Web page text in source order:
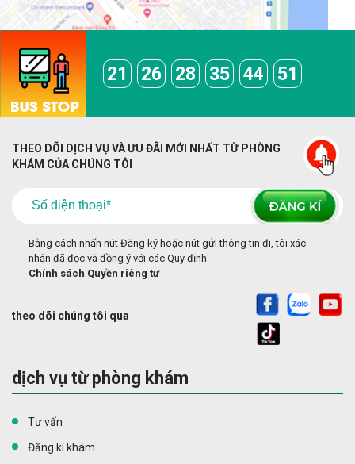
21 26 28 35 44 51
THEO DÕI DỊCH VỤ VÀ ƯU ĐÃI MỚI NHẤT TỪ PHÒNG
KHÁM CỦA CHÚNG TÔI
Bằng cách nhấn nút Đăng ký hoặc nút gửi thông tin đi, tôi xác
nhận đã đọc và đồng ý với các Quy định
Chính sách Quyền riêng tư
theo dõi chúng tôi qua
dịch vụ từ phòng khám
Tư vấn
Đăng kí khám